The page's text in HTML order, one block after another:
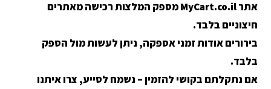
אתר MyCart.co.il מספק המלצות רכישה מאתרים
חיצוניים בלבד.
בירורים אודות זמני אספקה, ניתן לעשות מול הספק
בלבד.
אם נתקלתם בקושי להזמין – נשמח לסייע, צרו איתנו